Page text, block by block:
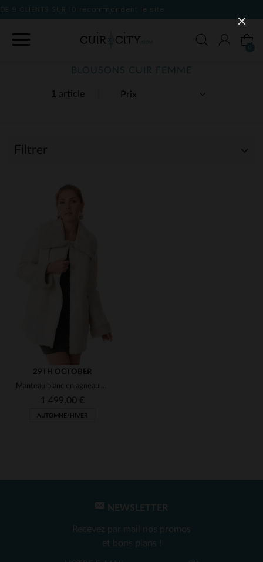
le site
1 article
BLOUSONS CUIR FEMME
Filtrer
(1)
TAILLES DISPONIBLES
42
29TH OCTOBER
Manteau blanc en agneau retourné, doux et chic pour l'hiver.
1 499,00 €
AUTOMNE/HIVER
NEWSLETTER
Recevez par mail nos promos
et bons plans !